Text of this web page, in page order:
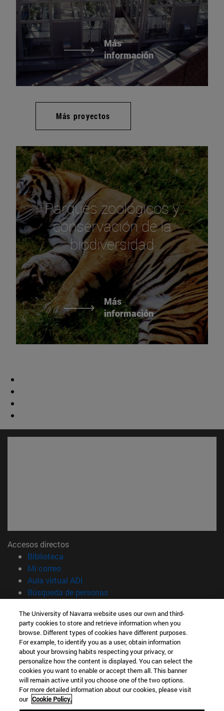
Más
información
Más proyectos
Parques zoológicos y
conservación de la
biodiversidad
Más
información
Accesos directos
Biblioteca
Mi correo(abre en nueva ventana)
Aula virtual ADI
Búsqueda de personas(abre en nueva ventana)
Información
TFNO +34 948 42 56 14
¿QUÉ GRADO TE INTERESA?
¿QUÉ MÁSTER TE INTERESA?
© Universidad de Navarra
Información legal
Accesibilidad
The University of Navarra website uses our own and third-
party cookies to store and retrieve information when you
browse. Different types of cookies have different purposes.
For example, to identify you as a user, obtain information
about your browsing habits respecting your privacy, or
personalize how the content is displayed. You can select the
cookies you want to enable or accept them all. This banner
will remain active until you choose one of the two options.
For more detailed information about our cookies, please visit
our Cookie Policy.